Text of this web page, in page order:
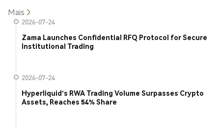
Mais
2026-07-24
Zama Launches Confidential RFQ Protocol for Secure
Institutional Trading
2026-07-24
Hyperliquid's RWA Trading Volume Surpasses Crypto
Assets, Reaches 54% Share